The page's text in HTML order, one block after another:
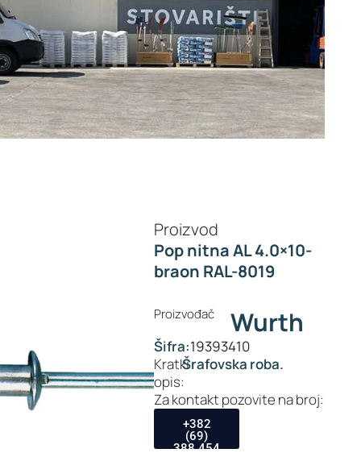
Proizvod
Pop nitna AL 4.0×10-
braon RAL-8019
Proizvođač Wurth
Šifra:19393410
Kratki
opis:
Šrafovska roba.
Za kontakt pozovite na broj:
+382
(69)
388 454